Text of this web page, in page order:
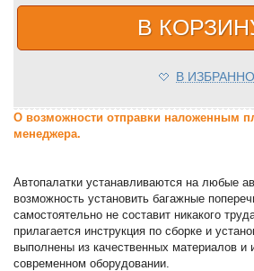
В
В
О возможности отправки наложенным
менеджера.
Автопалатки устанавливаются на любые
возможность установить багажные
самостоятельно не составит никакого
прилагается инструкция по сборке и
выполнены из качественных материалов и
современном оборудовании.